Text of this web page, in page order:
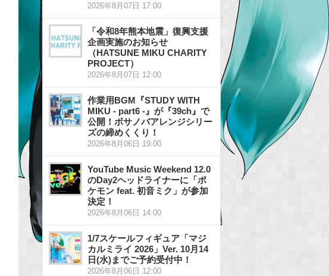
2026年8月07日 17:00
「令和8年熊本地震」復興支援
企画実施のお知らせ
（HATSUNE MIKU CHARITY
PROJECT）
2026年8月07日 12:00
作業用BGM『STUDY WITH
MIKU - part6 -』が『39ch』で
公開！ボサノバアレンジシリー
ズの締めくくり！
2026年8月06日 19:00
YouTube Music Weekend 12.0
のDay2ヘッドライナーに「ポ
ケモン feat. 初音ミク」が参加
決定！
2026年8月06日 14:00
1/7スケールフィギュア「マジ
カルミライ 2026」Ver. 10月14
日(水)までご予約受付中！
2026年8月06日 12:00